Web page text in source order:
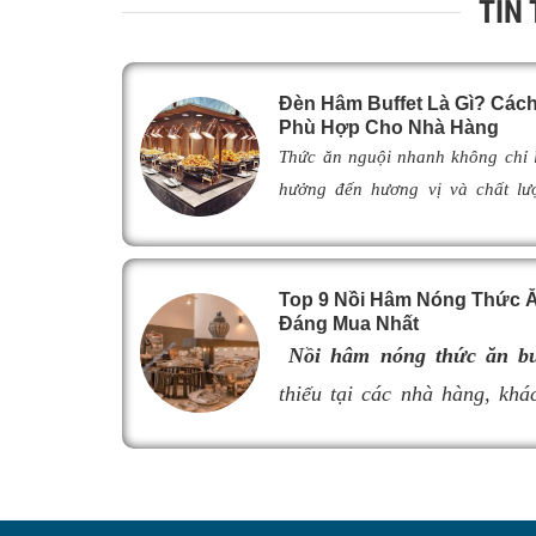
TIN
Đèn Hâm Buffet Là Gì?
Phù Hợp Cho Nhà Hàng
Thức ăn nguội nhanh không
hưởng đến hương vị và chất
giải pháp được nhiều nhà
lựa chọn nhờ khả năng giữ
ngon như vừa mới chế biến. Vậy
thế nào, hoạt động ra sao và
đèn hâm nóng thức ănphù hợp,
Hãy cùng tìm hiểu ngay trong
Top 9 Nồi Hâm Nóng Thức
Đáng Mua Nhất
Nồi hâm nóng thức ăn
thiếu tại các nhà hàng,